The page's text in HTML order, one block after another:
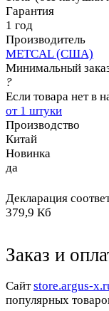
Гарантия
1 год
Производитель
METCAL (США)
Минимальный
?
Если товара нет в
от 1 штуки
Производство
Китай
Новинка
да
Декларация
379,9 Кб
Заказ и
Cайтstore.argus-
популярных